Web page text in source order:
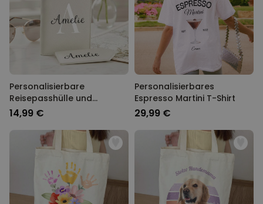
Personalisierbare
Reisepasshülle und
Koffertag mit Monogramm
14,99 €
Personalisierbares
Espresso Martini T-Shirt
29,99 €